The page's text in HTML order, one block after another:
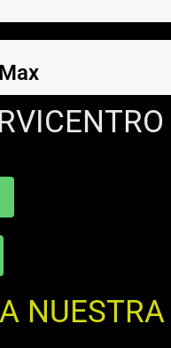
NUESTRA